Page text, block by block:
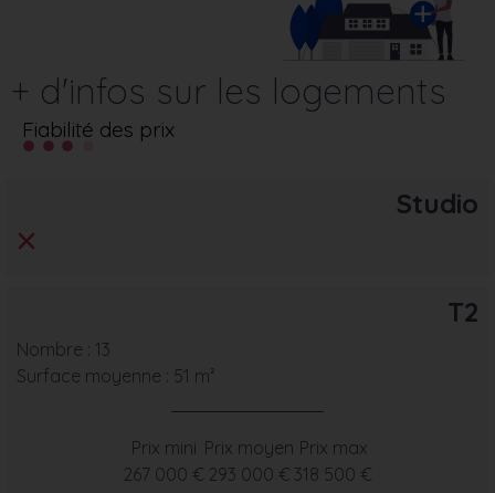
+ d'infos sur les logements
Fiabilité des prix
Studio
T2
Nombre : 13
Surface moyenne : 51 m²
Prix mini
267 000 €
Prix moyen
293 000 €
Prix max
318 500 €